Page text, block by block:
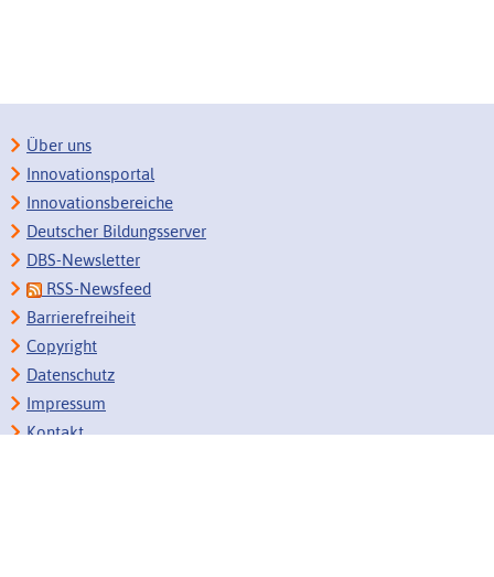
Über uns
Innovationsportal
Innovationsbereiche
Deutscher Bildungsserver
DBS-Newsletter
RSS-Newsfeed
Barrierefreiheit
Copyright
Datenschutz
Impressum
Kontakt